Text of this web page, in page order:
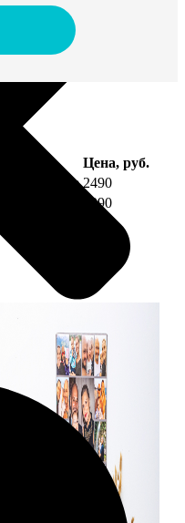
Цена, руб.
подрамнике 2490
4990